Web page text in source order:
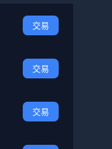
交易
交易
交易